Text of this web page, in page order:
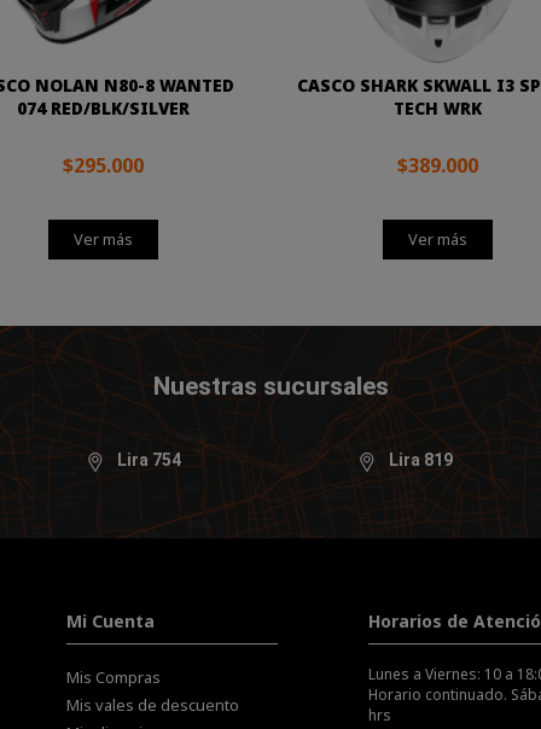
NOLAN N80-8 WANTED
074 RED/BLK/SILVER
$295.000
Ver más
CASCO SHARK SKWALL I3
TECH WRK
$389.000
Ver más
Nuestras sucursales
Lira 754 Lira 819
Mi Cuenta
Mis Compras
Mis vales de descuento
Horarios de
Lunes a Viernes: 10 a
Horario continuado.
hrs